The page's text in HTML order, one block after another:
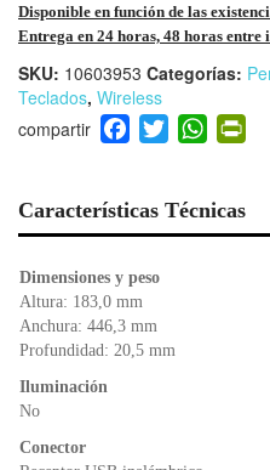
Disponible en función de las
Entrega en 24 horas, 48 horas entre
SKU: 10603953 Categorías:
Teclados, Wireless
F
a
e
b
o
o
k
T
wi
er
W
h
s
A e
Características Técnicas
Dimensiones y peso
Altura: 183,0 mm
Anchura: 446,3 mm
Profundidad: 20,5 mm
Iluminación
No
Conector